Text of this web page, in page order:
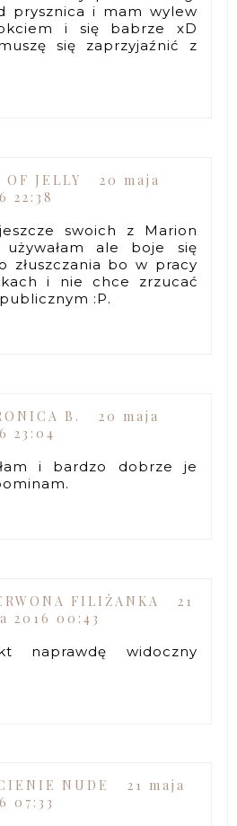
prysznica i mam wylew
i się babrze xD
się zaprzyjaźnić z
OF JELLY
20 maja
22:38
swoich z Marion
używałam ale boje się
złuszczania bo w pracy
i nie chce zrzucać
:P.
B.
20 maja
23:04
i bardzo dobrze je
FILIŻANKA
21
2016 00:43
naprawdę widoczny
NUDE
21 maja
07:33